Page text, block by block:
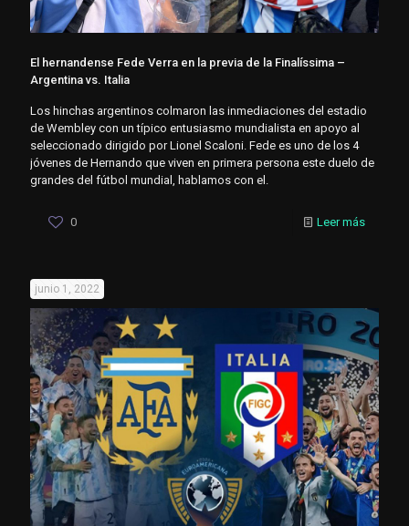
El hernandense Fede Verra en la previa de la Finalíssima –
Argentina vs. Italia
Los hinchas argentinos colmaron las inmediaciones del estadio
de Wembley con un típico entusiasmo mundialista en apoyo al
seleccionado dirigido por Lionel Scaloni. Fede es uno de los 4
jóvenes de Hernando que viven en primera persona este duelo de
grandes del fútbol mundial, hablamos con el.
0 Leer más
junio 1, 2022